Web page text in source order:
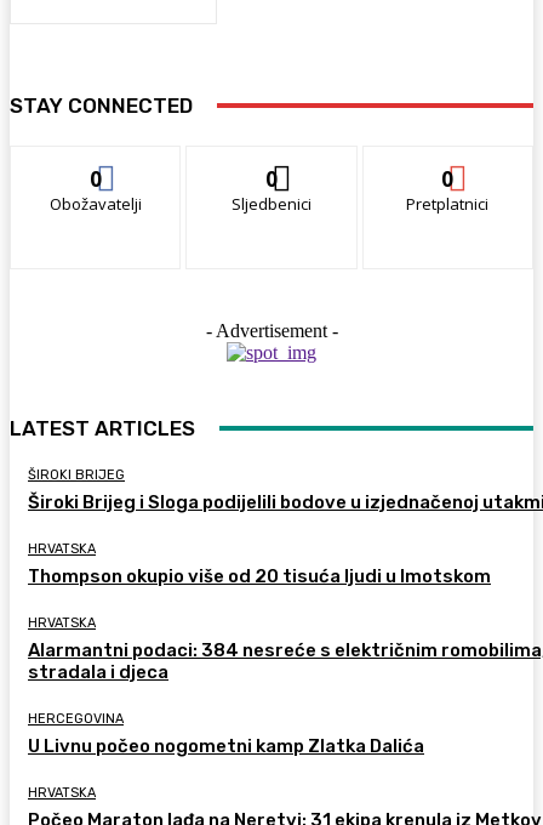
STAY CONNECTED
0
Obožavatelji
0
Sljedbenici
0
Pretplatnici
- Advertisement -
LATEST ARTICLES
ŠIROKI BRIJEG
Široki Brijeg i Sloga podijelili bodove u izjednačenoj
HRVATSKA
Thompson okupio više od 20 tisuća ljudi u Imotskom
HRVATSKA
Alarmantni podaci: 384 nesreće s električnim
stradala i djeca
HERCEGOVINA
U Livnu počeo nogometni kamp Zlatka Dalića
HRVATSKA
Počeo Maraton lađa na Neretvi: 31 ekipa krenula iz